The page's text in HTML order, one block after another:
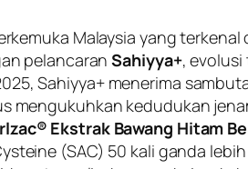
Malaysia yang
pelancaranSahiyya+,
Sahiyya+ menerima
mengukuhkan kedudukan
Ekstrak Bawang Hitam
(SAC) 50 kali ganda